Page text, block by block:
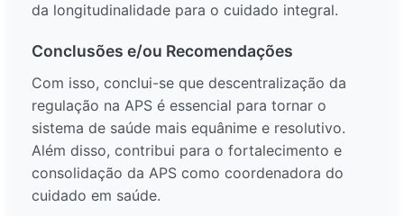
da longitudinalidade para o cuidado integral.
Conclusões e/ou Recomendações
Com isso, conclui-se que descentralização da
regulação na APS é essencial para tornar o
sistema de saúde mais equânime e resolutivo.
Além disso, contribui para o fortalecimento e
consolidação da APS como coordenadora do
cuidado em saúde.